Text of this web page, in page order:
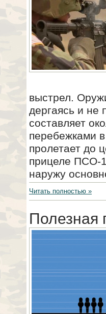
выстрел.
дергаясь и не
составляет
перебежками
пролетает до
прицеле ПСО-
наружу
Читать полностью »
Полезная